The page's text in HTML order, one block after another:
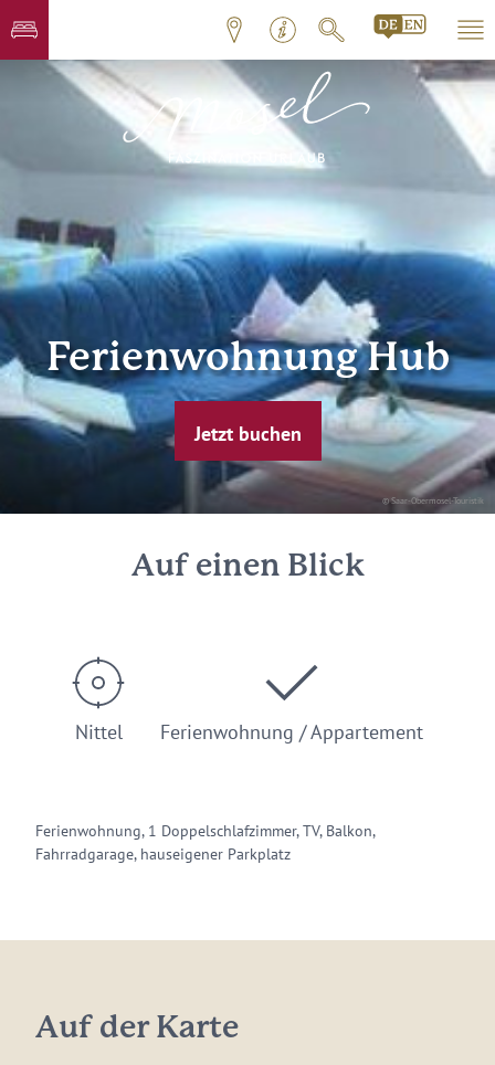
© Saar-Obermosel-Touristik
Ferienwohnung Hub
Jetzt buchen
Auf einen Blick
Nittel Ferienwohnung / Appartement
Ferienwohnung, 1 Doppelschlafzimmer, TV, Balkon,
Fahrradgarage, hauseigener Parkplatz
Auf der Karte